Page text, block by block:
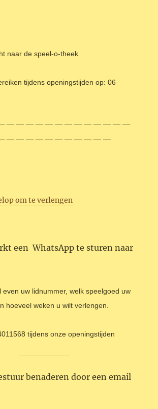
naar de speel-o-theek
tijdens openingstijden op: 06
om te verlengen
een WhatsApp te sturen naar
even uw lidnummer, welk speelgoed uw
hoeveel weken u wilt verlengen.
tijdens onze openingstijden
benaderen door een email